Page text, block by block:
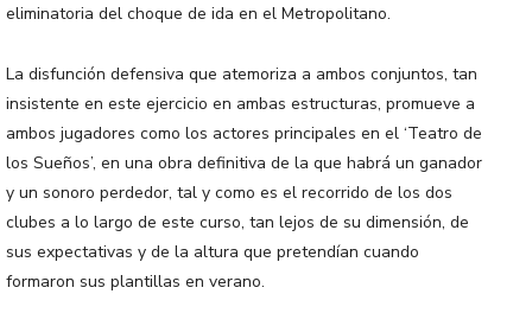
eliminatoria del choque de ida en el Metropolitano.
La disfunción defensiva que atemoriza a ambos conjuntos, tan
insistente en este ejercicio en ambas estructuras, promueve a
ambos jugadores como los actores principales en el ‘Teatro de
los Sueños’, en una obra definitiva de la que habrá un ganador
y un sonoro perdedor, tal y como es el recorrido de los dos
clubes a lo largo de este curso, tan lejos de su dimensión, de
sus expectativas y de la altura que pretendían cuando
formaron sus plantillas en verano.